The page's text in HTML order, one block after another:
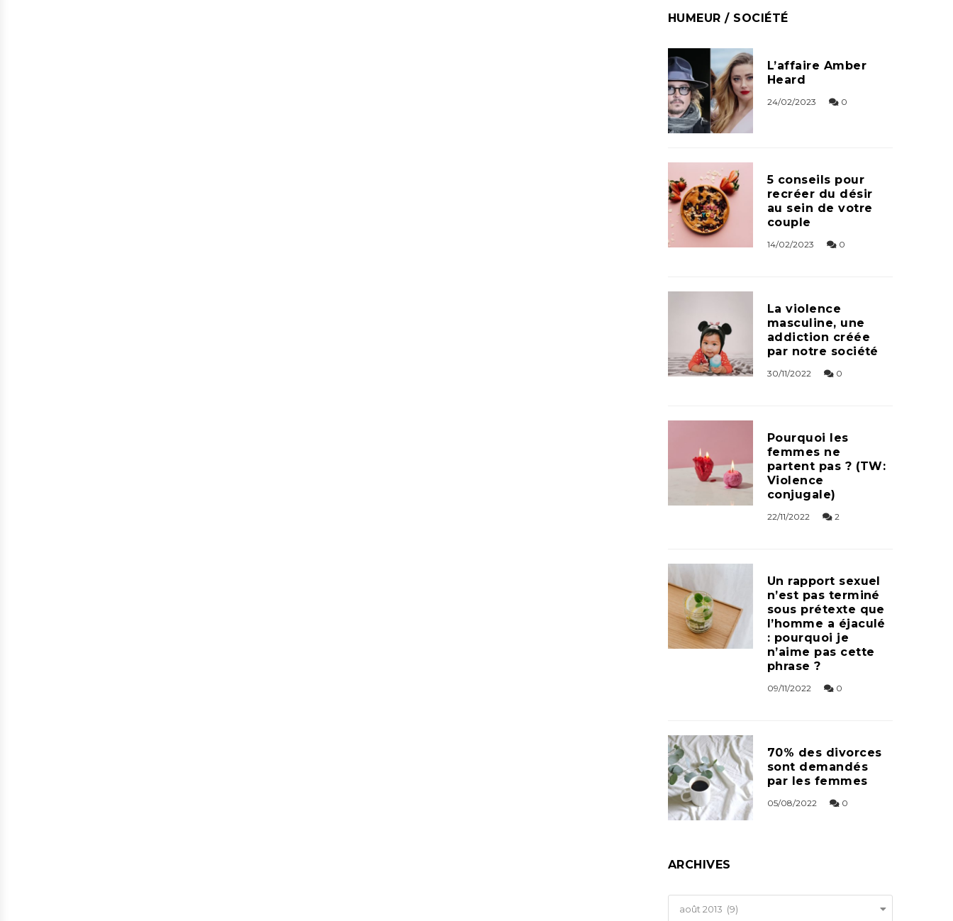
HUMEUR / SOCIÉTÉ
L’affaire Amber
Heard
24/02/2023 0
5 conseils pour
recréer du désir
au sein de votre
couple
14/02/2023 0
La violence
masculine, une
addiction créée
par notre société
30/11/2022 0
Pourquoi les
femmes ne
partent pas ? (TW:
Violence
conjugale)
22/11/2022 2
Un rapport sexuel
n’est pas terminé
sous prétexte que
l’homme a éjaculé
: pourquoi je
n’aime pas cette
phrase ?
09/11/2022 0
70% des divorces
sont demandés
par les femmes
05/08/2022 0
ARCHIVES
Archives
août 2013 (9)